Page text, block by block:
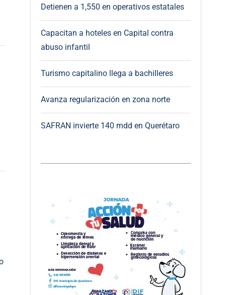
Detienen a 1,550 en operativos estatales
Capacitan a hoteles en Capital contra
abuso infantil
Turismo capitalino llega a bachilleres
Avanza regularización en zona norte
SAFRAN invierte 140 mdd en Querétaro